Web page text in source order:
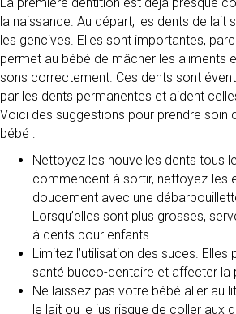
La première dentition est déjà presque
la naissance. Au départ, les dents de lait
les gencives. Elles sont importantes,
permet au bébé de mâcher les aliments
sons correctement. Ces dents sont
par les dents permanentes et aident
Voici des suggestions pour prendre soin
bébé :
Nettoyez les nouvelles dents tous
commencent à sortir, nettoyez-les
doucement avec une
Lorsqu’elles sont plus grosses,
à dents pour enfants.
Limitez l’utilisation des suces. Elles
santé bucco-dentaire et affecter la
Ne laissez pas votre bébé aller au
le lait ou le jus risque de coller aux